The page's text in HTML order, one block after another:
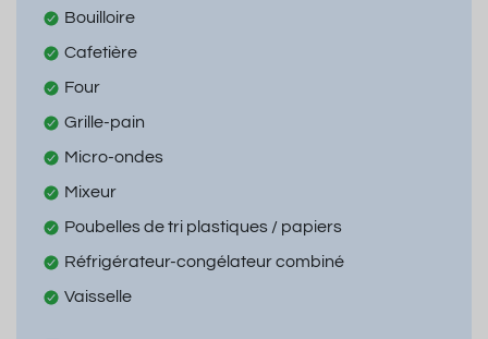
Bouilloire
Cafetière
Four
Grille-pain
Micro-ondes
Mixeur
Poubelles de tri plastiques / papiers
Réfrigérateur-congélateur combiné
Vaisselle